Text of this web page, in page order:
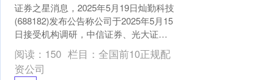
证券之星消息，2025年5月19日灿勤科技
(688182)发布公告称公司于2025年5月15
日接受机构调研，中信证券、光大证
券、易方达基金、工银瑞信基金、招商
基....
阅读： 150 栏目： 全国前10正规配
资公司